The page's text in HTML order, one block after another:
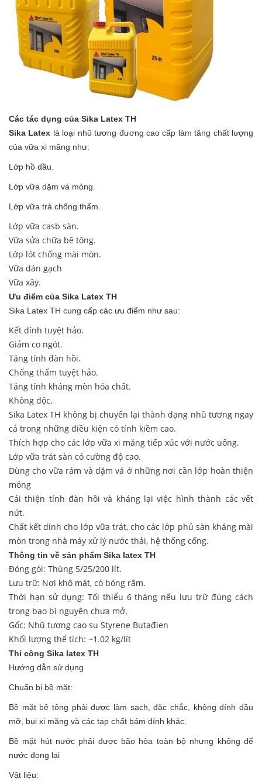
Các tác dụng của Sika Latex TH
Sika Latex là loại nhũ tương đương cao cấp làm tăng chất lượng
của vữa xi măng như:
Lớp hồ dầu.
Lớp vữa dặm vá mỏng.
Lớp vữa trả chống thấm.
Lớp vữa casb sàn.
Vữa sửa chữa bê tông.
Lớp lót chống mài mòn.
Vữa dán gạch
Vữa xây.
Ưu điểm của Sika Latex TH
Sika Latex TH cung cấp các ưu điểm như sau:
Kết dính tuyệt hảo.
Giảm co ngót.
Tăng tính đàn hồi.
Chống thấm tuyệt hảo.
Tăng tính kháng mòn hóa chất.
Không độc.
Sika Latex TH không bị chuyển lại thành dạng nhũ tương ngay
cả trong những điều kiện có tính kiềm cao.
Thích hợp cho các lớp vữa xi măng tiếp xúc với nước uống.
Lớp vữa trát sàn có cường độ cao.
Dùng cho vữa rám và dặm vá ở những nơi cần lớp hoàn thiện
mỏng
Cải thiện tính đàn hồi và kháng lại việc hình thành các vết
nứt.
Chất kết dính cho lớp vữa trát, cho các lớp phủ sàn kháng mài
mòn trong nhà máy xử lý nước thải, hệ thống cống.
Thông tin về sản phẩm Sika latex TH
Đóng gói: Thùng 5/25/200 lít.
Lưu trữ: Nơi khô mát, có bóng râm.
Thời hạn sử dụng: Tối thiểu 6 tháng nếu lưu trữ đúng cách
trong bao bì nguyên chưa mở.
Gốc: Nhũ tương cao su Styrene Butađien
Khối lượng thể tích: ~1.02 kg/lít
Thi công Sika latex TH
Hướng dẫn sử dụng
Chuẩn bị bề mặt:
Bề mặt bê tông phải được làm sạch, đặc chắc, không dính dầu
mỡ, bụi xi măng và các tạp chất bám dính khác.
Bề mặt hút nước phải được bão hòa toàn bộ nhưng không để
nước đọng lại
Vật liệu: